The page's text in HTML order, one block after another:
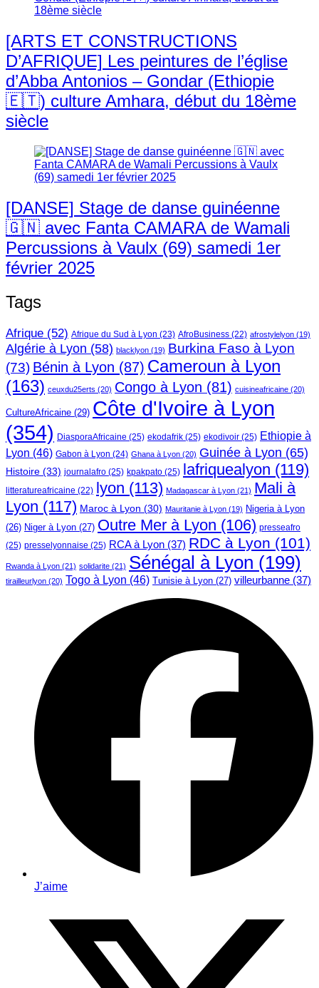
[ARTS ET CONSTRUCTIONS
D’AFRIQUE] Les peintures de l’église
d’Abba Antonios – Gondar (Ethiopie
🇪🇹) culture Amhara, début du 18ème
siècle
[DANSE] Stage de danse guinéenne
🇬🇳 avec Fanta CAMARA de Wamali
Percussions à Vaulx (69) samedi 1er
février 2025
Tags
Afrique (52) Afrique du Sud à Lyon (23) AfroBusiness (22) afrostylelyon (19)
Algérie à Lyon (58) blacklyon (19) Burkina Faso à Lyon
(73) Bénin à Lyon (87) Cameroun à Lyon
(163) ceuxdu25erts (20) Congo à Lyon (81) cuisineafricaine (20)
CultureAfricaine (29) Côte d'Ivoire à Lyon
(354) DiasporaAfricaine (25) ekodafrik (25) ekodivoir (25) Ethiopie à
Lyon (46) Gabon à Lyon (24) Ghana à Lyon (20) Guinée à Lyon (65)
Histoire (33) journalafro (25) kpakpato (25) lafriquealyon (119)
litteratureafricaine (22) lyon (113) Madagascar à Lyon (21) Mali à
Lyon (117) Maroc à Lyon (30) Mauritanie à Lyon (19) Nigeria à Lyon
(26) Niger à Lyon (27) Outre Mer à Lyon (106) presseafro
(25) presselyonnaise (25) RCA à Lyon (37) RDC à Lyon (101)
Rwanda à Lyon (21) solidarite (21) Sénégal à Lyon (199)
tirailleurlyon (20) Togo à Lyon (46) Tunisie à Lyon (27) villeurbanne (37)
J’aime